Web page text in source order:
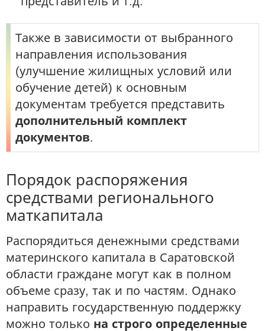
Также в зависимости от выбранного
направления использования
(улучшение жилищных условий или
обучение детей) к основным
документам требуется представить
дополнительный комплект
документов.
Порядок распоряжения
средствами регионального
маткапитала
Распорядиться денежными средствами
материнского капитала в Саратовской
области граждане могут как в полном
объеме сразу, так и по частям. Однако
направить государственную поддержку
можно только на строго определенные